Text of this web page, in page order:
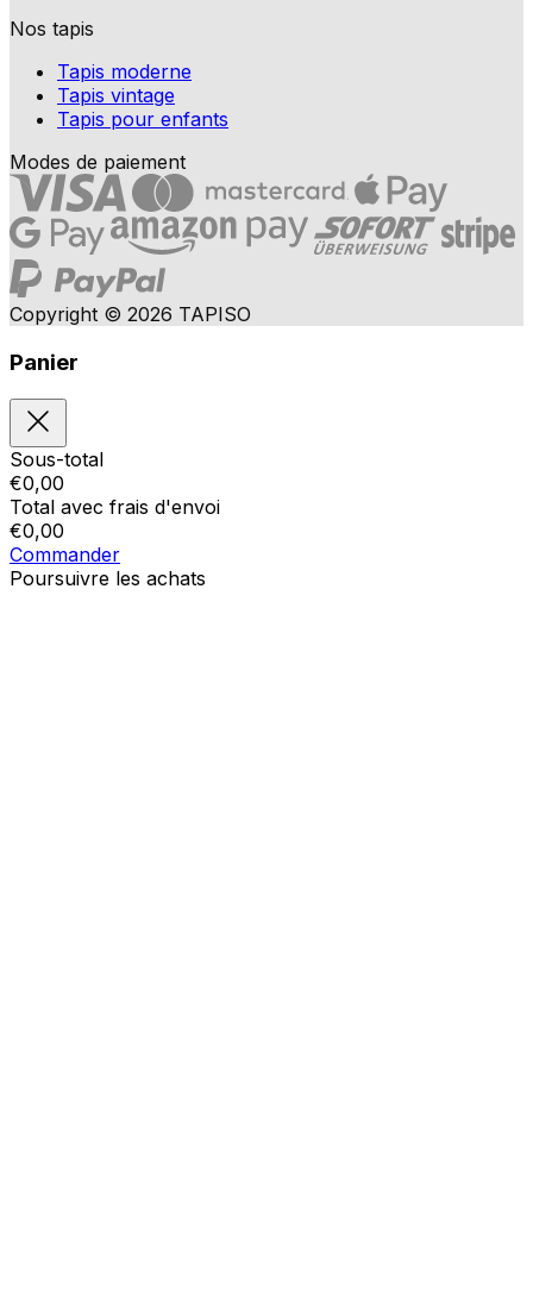
Nos tapis
Tapis moderne
Tapis vintage
Tapis pour enfants
Modes de paiement
Copyright © 2026 TAPISO
Panier
Sous-total
€0,00
Total avec frais d'envoi
€0,00
Commander
Poursuivre les achats